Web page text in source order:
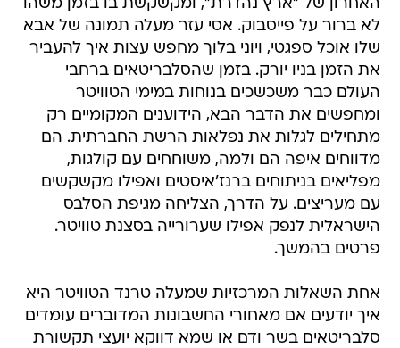
האחרון של "ארץ נהדרת", ומקשקשת בו בזמן משהו
לא ברור על פייסבוק. אסי עזר מעלה תמונה של אבא
שלו אוכל ספגטי, ויוני בלוך מחפש עצות איך להעביר
את הזמן בניו יורק. בזמן שהסלבריטאים ברחבי
העולם כבר משכשכים בנוחות במימי הטוויטר
ומחפשים את הדבר הבא, הידוענים המקומיים רק
מתחילים לגלות את נפלאות הרשת החברתית. הם
מדווחים איפה הם ולמה, משוחחים עם קולגות,
מפליאים בניתוחים ברנז'איסטים ואפילו מקשקשים
עם מעריצים. על הדרך, הצליחה מגיפת הסלבס
הישראלית לנפק אפילו שערורייה בסצנת טוויטר.
פרטים בהמשך.
אחת השאלות המרכזיות שמעלה טרנד הטוויטר היא
איך יודעים אם מאחורי החשבונות המדוברים עומדים
סלבריטאים בשר ודם או שמא דווקא יועצי תקשורת